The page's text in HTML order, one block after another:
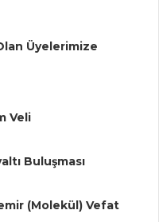
Üyelerimize
Veli
Buluşması
(Molekül) Vefat